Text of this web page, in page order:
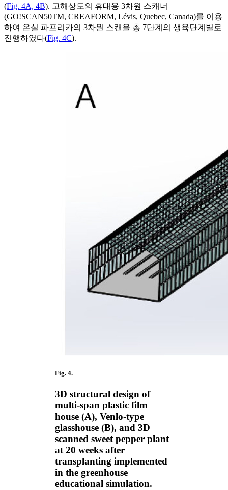
(Fig. 4A, 4B). 고해상도의 휴대용 3차원 스캐너
(GO!SCAN50TM, CREAFORM, Lévis, Quebec, Canada)를 이용
하여 온실 파프리카의 3차원 스캔을 총 7단계의 생육단계별로
진행하였다(Fig. 4C).
Fig. 4.
3D structural design of
multi-span plastic film
house (A), Venlo-type
glasshouse (B), and 3D
scanned sweet pepper plant
at 20 weeks after
transplanting implemented
in the greenhouse
educational simulation.